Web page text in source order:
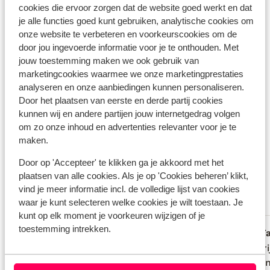
cookies die ervoor zorgen dat de website goed werkt en dat
je alle functies goed kunt gebruiken, analytische cookies om
onze website te verbeteren en voorkeurscookies om de
door jou ingevoerde informatie voor je te onthouden. Met
jouw toestemming maken we ook gebruik van
marketingcookies waarmee we onze marketingprestaties
analyseren en onze aanbiedingen kunnen personaliseren.
Door het plaatsen van eerste en derde partij cookies
kunnen wij en andere partijen jouw internetgedrag volgen
om zo onze inhoud en advertenties relevanter voor je te
maken.
Door op 'Accepteer' te klikken ga je akkoord met het
plaatsen van alle cookies. Als je op 'Cookies beheren’ klikt,
vind je meer informatie incl. de volledige lijst van cookies
waar je kunt selecteren welke cookies je wilt toestaan. Je
kunt op elk moment je voorkeuren wijzigen of je
toestemming intrekken.
Bekijk alle faciliteiten
Reisinformatie
Verzorging
Huurauto
Wat gasten vinden
Dit zijn 100% echte beoordelingen van reizigers die
8.3 Fantastisch
9 ervaringen
Meest geboekt door met partner
7.6 Goed
en zeer aardige & behulpzame mensen.
en zeer aardige & behulpzame mensen.